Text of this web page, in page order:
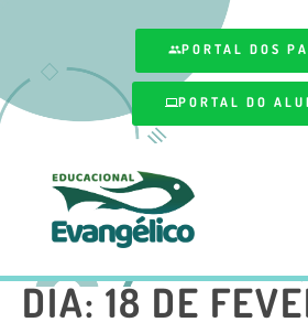
PORTAL DOS
PORTAL DO
DIA:18 DE